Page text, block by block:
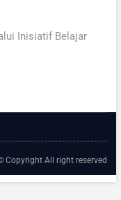
Inisiatif Belajar
Copyright All right reserved